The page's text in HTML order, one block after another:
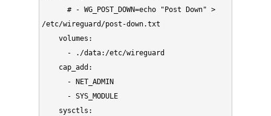
      # - WG_POST_DOWN=echo "Post Down" >
/etc/wireguard/post-down.txt
    volumes: